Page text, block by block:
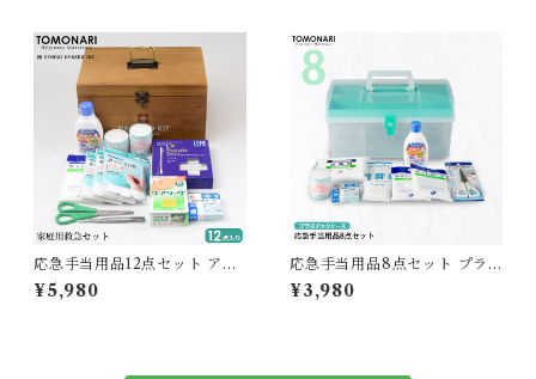
応急手当用品12点セット アン
ティークケース入り 【送料無
料】
¥5,980
応急手当用品8点セット プラ
スチック製救急箱 【送料無
料】
¥3,980